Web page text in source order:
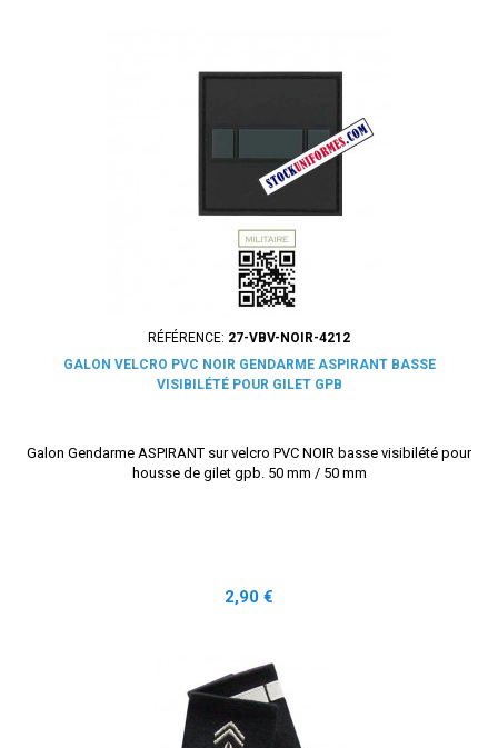
RÉFÉRENCE: 27-VBV-NOIR-4212
GALON VELCRO PVC NOIR GENDARME ASPIRANT BASSE
VISIBILÉTÉ POUR GILET GPB
Galon Gendarme ASPIRANT sur velcro PVC NOIR basse visibilété pour
housse de gilet gpb. 50 mm / 50 mm
Prix
2,90 €